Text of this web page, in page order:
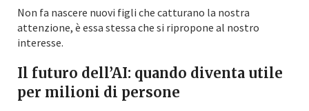
Non fa nascere nuovi figli che catturano la nostra
attenzione, è essa stessa che si ripropone al nostro
interesse.
Il futuro dell’AI: quando diventa utile
per milioni di persone